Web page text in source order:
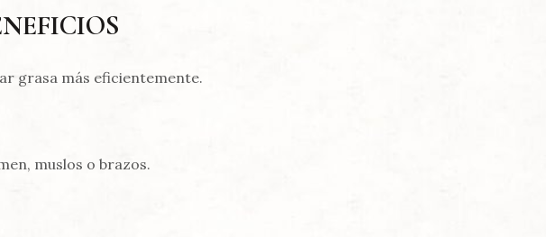
grasa más eficientemente.
muslos o brazos.